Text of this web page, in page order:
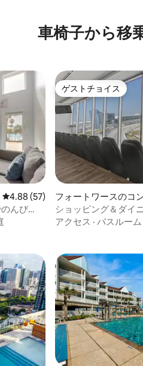
車椅子から移
レビュー57件、5つ星中4.88つ星
4.88 (57)
んび
ム！
ゲストチョイス
ゲストチョイス
フォートワースのコ
ショッピング＆ダイ
ックの眺めが楽しめ
アクセス · バスルーム